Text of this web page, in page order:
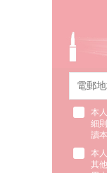
本
細
讀
本
其
用